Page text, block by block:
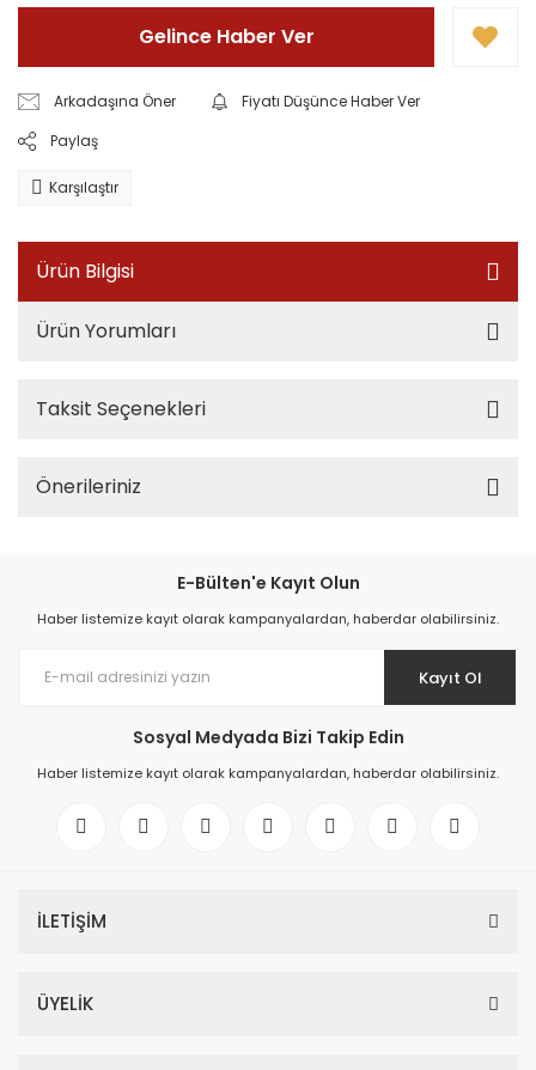
Gelince Haber Ver
Arkadaşına Öner
Fiyatı Düşünce Haber Ver
Paylaş
Karşılaştır
Ürün Bilgisi
Ürün Yorumları
Taksit Seçenekleri
Önerileriniz
E-Bülten'e Kayıt Olun
Haber listemize kayıt olarak kampanyalardan, haberdar olabilirsiniz.
Kayıt Ol
Sosyal Medyada Bizi Takip Edin
Haber listemize kayıt olarak kampanyalardan, haberdar olabilirsiniz.
İLETİŞİM
ÜYELİK